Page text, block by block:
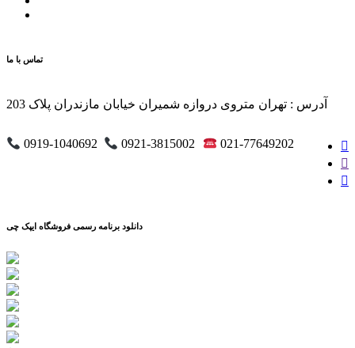
تماس با ما
آدرس : تهران متروی دروازه شمیران خیابان مازندران پلاک 203
0919-1040692 0921-3815002 021-77649202
دانلود برنامه رسمی فروشگاه ایپک چی